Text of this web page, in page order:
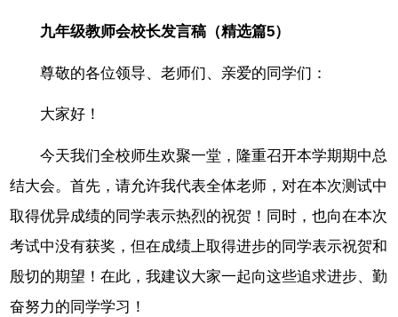
九年级教师会校长发言稿（精选篇5）
尊敬的各位领导、老师们、亲爱的同学们：
大家好！
今天我们全校师生欢聚一堂，隆重召开本学期期中总
结大会。首先，请允许我代表全体老师，对在本次测试中
取得优异成绩的同学表示热烈的祝贺！同时，也向在本次
考试中没有获奖，但在成绩上取得进步的同学表示祝贺和
殷切的期望！在此，我建议大家一起向这些追求进步、勤
奋努力的同学学习！